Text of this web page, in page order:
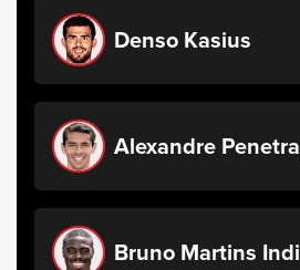
Denso Kasius
Alexandre Penetra
Bruno Martins Indi